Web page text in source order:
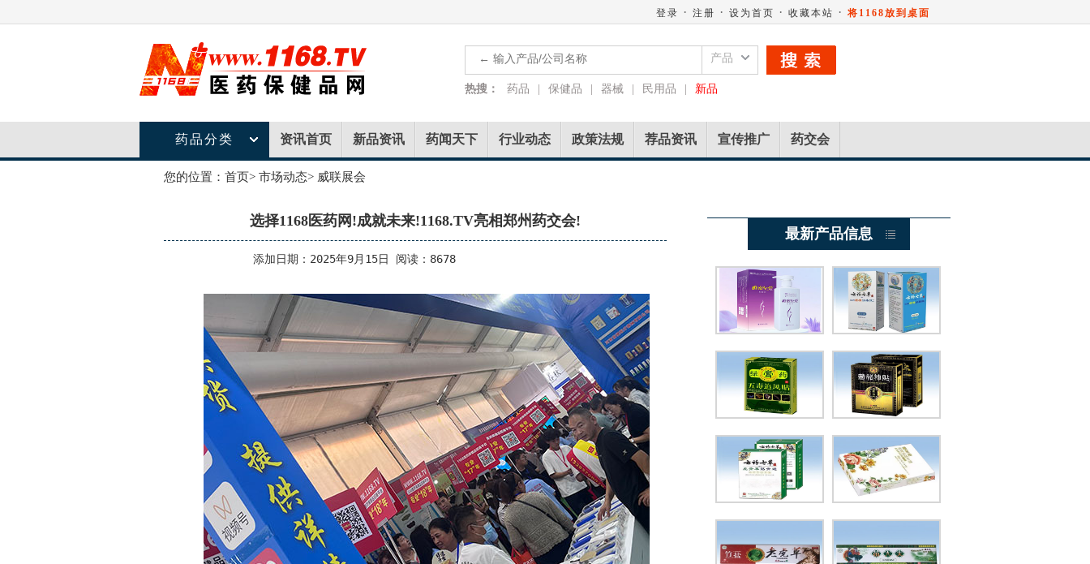
登录 · 注册 · 设为首页 · 收藏本站 · 将1168放到桌面
产品
热搜： 药品 保健品 器械 民用品 新品
药品分类 资讯首页 新品资讯 药闻天下 行业动态 政策法规 荐品资讯 宣传推广 药交会
您的位置： 首页> 市场动态> 威联展会
选择1168医药网!成就未来!1168.TV亮相郑州药交会!
添加日期：2025年9月15日 阅读：8678
最新产品信息